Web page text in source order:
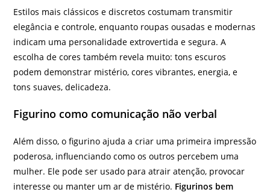
Estilos mais clássicos e discretos costumam transmitir
elegância e controle, enquanto roupas ousadas e modernas
indicam uma personalidade extrovertida e segura. A
escolha de cores também revela muito: tons escuros
podem demonstrar mistério, cores vibrantes, energia, e
tons suaves, delicadeza.
Figurino como comunicação não verbal
Além disso, o figurino ajuda a criar uma primeira impressão
poderosa, influenciando como os outros percebem uma
mulher. Ele pode ser usado para atrair atenção, provocar
interesse ou manter um ar de mistério. Figurinos bem